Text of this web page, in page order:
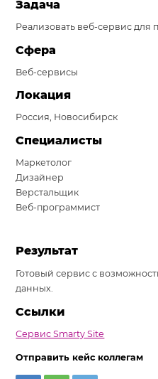
Система продаж для
Система продаж для
Повышение конверсии
Блог
Задача
Реализовать веб-сервис для
Сфера
Веб-сервисы
Локация
Россия, Новосибирск
Специалисты
Маркетолог
Дизайнер
Верстальщик
Веб-программист
Результат
Готовый сервис с
данных.
Ссылки
Сервис Smarty Site
Отправить кейс коллегам